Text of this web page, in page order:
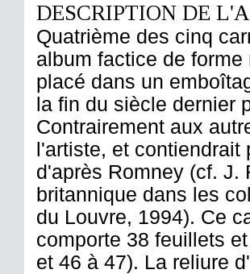
DESCRIPTION DE
Quatrième des cinq
album factice de
placé dans un
la fin du siècle dernier
Contrairement aux
l'artiste, et
d'après Romney (cf. J.
britannique dans les
du Louvre, 1994). Ce
comporte 38 feuillets
et 46 à 47). La reliure